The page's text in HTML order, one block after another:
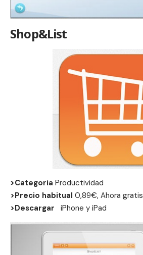
Shop&List
>Categoria Productividad
>Precio habitual 0,89€, Ahora gratis
>Descargar
iPhone y iPad